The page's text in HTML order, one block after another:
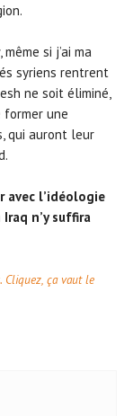
, même si j’ai ma
syriens rentrent
ne soit éliminé,
une
qui auront leur
avec l’idéologie
n’y suffira
Cliquez, ça vaut le